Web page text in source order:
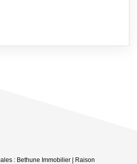
: Bethune Immobilier | Raison